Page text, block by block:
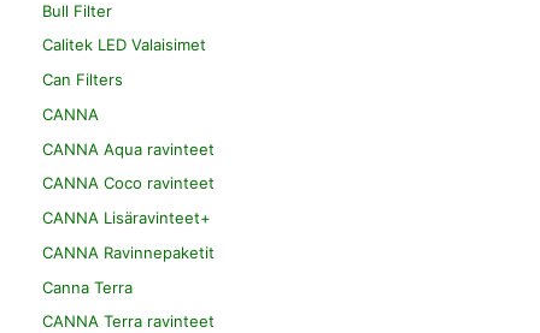
Bull Filter
Calitek LED Valaisimet
Can Filters
CANNA
CANNA Aqua ravinteet
CANNA Coco ravinteet
CANNA Lisäravinteet+
CANNA Ravinnepaketit
Canna Terra
CANNA Terra ravinteet